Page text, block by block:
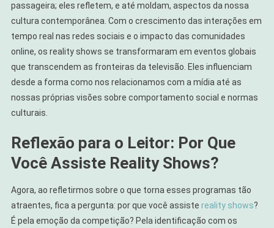
passageira; eles refletem, e até moldam, aspectos da nossa
cultura contemporânea. Com o crescimento das interações em
tempo real nas redes sociais e o impacto das comunidades
online, os reality shows se transformaram em eventos globais
que transcendem as fronteiras da televisão. Eles influenciam
desde a forma como nos relacionamos com a mídia até as
nossas próprias visões sobre comportamento social e normas
culturais.
Reflexão para o Leitor: Por Que
Você Assiste Reality Shows?
Agora, ao refletirmos sobre o que torna esses programas tão
atraentes, fica a pergunta: por que você assiste reality shows?
É pela emoção da competição? Pela identificação com os